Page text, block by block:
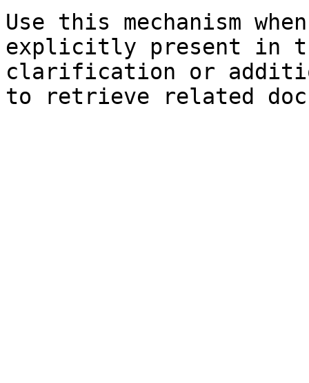
Use this mechanism
explicitly present in
clarification or